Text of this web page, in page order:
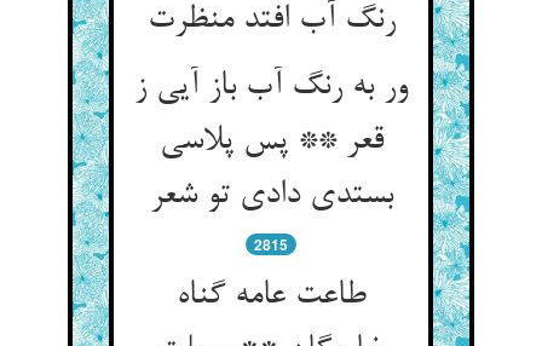
رنگ آب افتد منظرت‏
ور به رنگ آب باز آیی ز
قعر ** پس پلاسی
بستدی دادی تو شعر
2815
طاعت عامه گناه